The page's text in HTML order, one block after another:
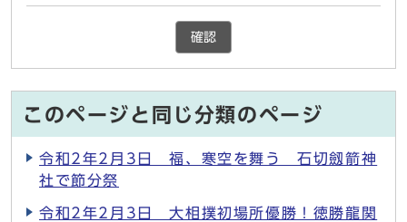
確認
このページと同じ分類のページ
令和2年2月3日 福、寒空を舞う 石切劔箭神
社で節分祭
令和2年2月3日 大相撲初場所優勝！徳勝龍関